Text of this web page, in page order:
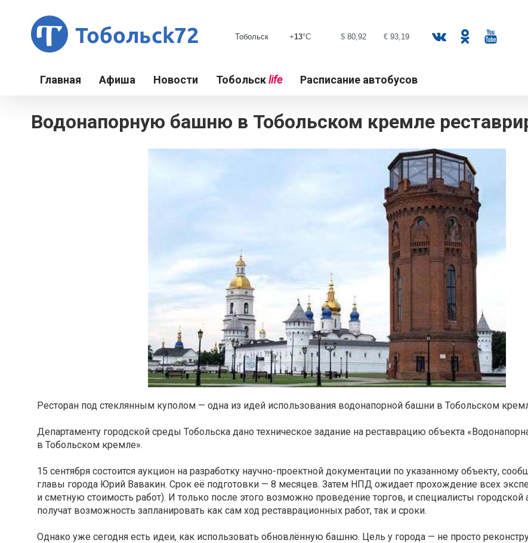
Главная Афиша Новости Тобольскlife Расписание автобусов
Водонапорную башню в Тобольском кремле
Ресторан под стеклянным куполом — одна из идей использования водонапорной башни в Тобольском
Департаменту городской среды Тобольска дано техническое задание на реставрацию объекта
в Тобольском кремле».
15 сентября состоится аукцион на разработку научно-проектной документации по указанному объекту,
главы города Юрий Вавакин. Срок её подготовки — 8 месяцев. Затем НПД ожидает прохождение всех
и сметную стоимость работ). И только после этого возможно проведение торгов, и специалисты городской
получат возможность запланировать как сам ход реставрационных работ, так и сроки.
Однако уже сегодня есть идеи, как использовать обновлённую башню. Цель у города — не просто